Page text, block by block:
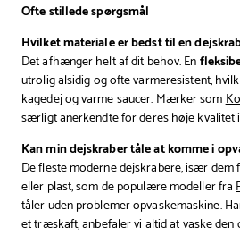
Ofte stillede spørgsmål
Hvilket materiale er bedst til en
Det afhænger helt af dit behov. En
utrolig alsidig og ofte varmeresistent,
kagedej og varme saucer. Mærker som
særligt anerkendte for deres høje kvalitet
Kan min dejskraber tåle at komme i
De fleste moderne dejskrabere, især
eller plast, som de populære modeller fra
tåler uden problemer opvaskemaskine.
et træskaft, anbefaler vi altid at vaske den